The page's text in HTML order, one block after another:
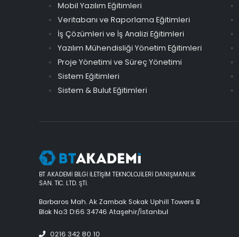
Mobil Yazılım Eğitimleri
Veritabanı ve Raporlama Eğitimleri
İş Çözümleri ve İş Analizi Eğitimleri
Yazılım Mühendisliği Yönetim Eğitimleri
Proje Yönetimi ve Süreç Yönetimi
Sistem Eğitimleri
Sistem & Bulut Eğitimleri
BT AKADEMİ BİLGİ İLETİŞİM TEKNOLOJİLERİ DANIŞMANLIK
SAN. TİC. LTD. ŞTİ.
Barbaros Mah. Ak Zambak Sokak Uphill Towers B
Blok No:3 D:66 34746 Ataşehir/İstanbul
0216 342 80 10